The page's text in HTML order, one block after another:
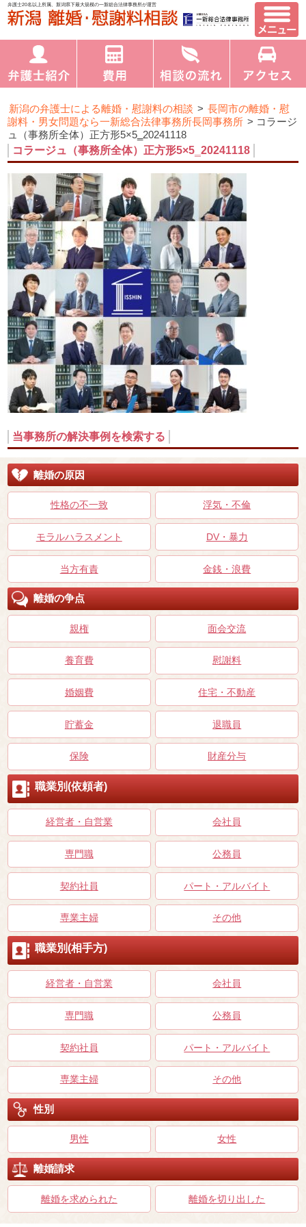
弁護士20名以上所属、新潟県下最大規模の一新総合法律事務所が運営
新潟の弁護士による離婚・慰謝料の相談 > 長岡市の離婚・慰
謝料・男女問題なら一新総合法律事務所長岡事務所 > コラージ
ュ（事務所全体）正方形5×5‗20241118
コラージュ（事務所全体）正方形5×5‗20241118
当事務所の解決事例を検索する
離婚の原因
性格の不一致 浮気・不倫
モラルハラスメント DV・暴力
当方有責 金銭・浪費
離婚の争点
親権 面会交流
養育費 慰謝料
婚姻費 住宅・不動産
貯蓄金 退職員
保険 財産分与
職業別(依頼者)
経営者・自営業 会社員
専門職 公務員
契約社員 パート・アルバイト
専業主婦 その他
職業別(相手方)
経営者・自営業 会社員
専門職 公務員
契約社員 パート・アルバイト
専業主婦 その他
性別
男性 女性
離婚請求
離婚を求められた 離婚を切り出した